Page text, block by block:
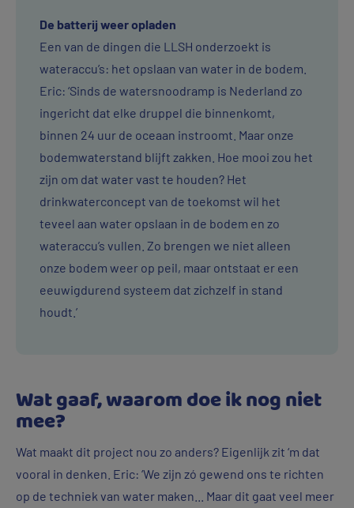
De batterij weer opladen
Een van de dingen die LLSH onderzoekt is
wateraccu’s: het opslaan van water in de bodem.
Eric: ‘Sinds de watersnoodramp is Nederland zo
ingericht dat elke druppel die binnenkomt,
binnen 24 uur de oceaan instroomt. Maar onze
bodemwaterstand blijft zakken. Hoe mooi zou het
zijn om dat water vast te houden? Het
drinkwaterconcept van de toekomst wil het
teveel aan water opslaan in de bodem en zo
wateraccu’s vullen. Zo brengen we niet alleen
onze bodem weer op peil, maar ontstaat er een
eeuwigdurend systeem dat zichzelf in stand
houdt.’
Wat gaaf, waarom doe ik nog niet
mee?
Wat maakt dit project nou zo anders? Eigenlijk zit ‘m dat
vooral in denken. Eric: ‘We zijn zó gewend ons te richten
op de techniek van water maken... Maar dit gaat veel meer